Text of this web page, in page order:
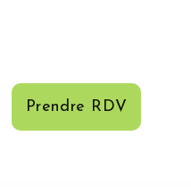
Prendre RDV